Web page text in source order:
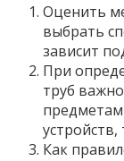
Оценить
выбрать
зависит
При
труб
Как